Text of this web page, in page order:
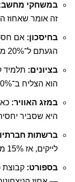
במשחקי
זה אומר שאחוז
בחיסכון:
הגעתם ל־20% מהיעד.
בציונים:
הוא הצליח ב־90% מהשאלות.
במזג האוויר:
היא שסביר
ברשתות
לייקים, אז 15% מהצופים עשו לייק.
בספורט: